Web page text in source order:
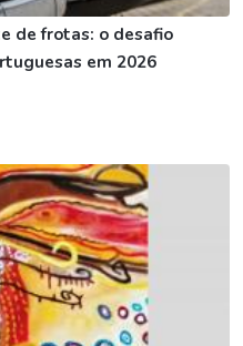
de frotas: o desafio
em 2026